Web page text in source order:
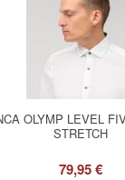
OLYMP LEVEL
STRETCH
79,95 €